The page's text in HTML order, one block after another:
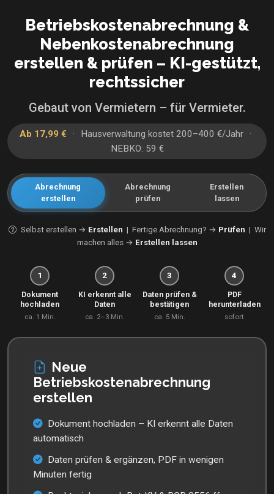
Betriebskosten­abrechnung &
Nebenkosten­abrechnung
erstellen & prüfen – KI-gestützt,
rechtssicher
Gebaut von Vermietern – für Vermieter.
Ab 17,99 € · Hausverwaltung kostet 200–400 €/Jahr
·
NEBKO: 59 €
Abrechnung
erstellen
Abrechnung
prüfen
Erstellen
lassen
Selbst erstellen → Erstellen | Fertige Abrechnung? → Prüfen | Wir
machen alles → Erstellen lassen
1
Dokument
hochladen
ca. 1 Min.
2
KI erkennt alle
Daten
ca. 2–3 Min.
3
Daten prüfen &
bestätigen
ca. 5 Min.
4
PDF
herunterladen
sofort
Neue
Betriebskostenabrechnung
erstellen
Dokument hochladen – KI erkennt alle Daten
automatisch
Daten prüfen & ergänzen, PDF in wenigen
Minuten fertig